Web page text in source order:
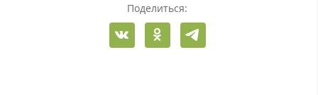
Поделиться: